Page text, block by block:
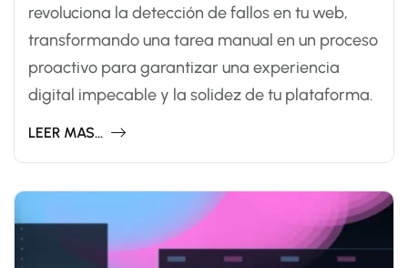
revoluciona la detección de fallos en tu web,
transformando una tarea manual en un proceso
proactivo para garantizar una experiencia
digital impecable y la solidez de tu plataforma.
LEER MAS...